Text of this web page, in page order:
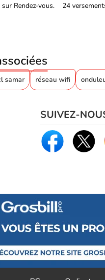
Rendez-vous.
24
samar réseau wifi
SUIVEZ-